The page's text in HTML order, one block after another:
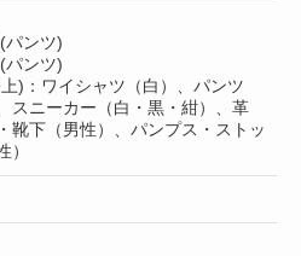
ンツ)
ンツ)
)：ワイシャツ（白）、パンツ
スニーカー（白・黒・紺）、革
靴下（男性）、パンプス・ストッ
）